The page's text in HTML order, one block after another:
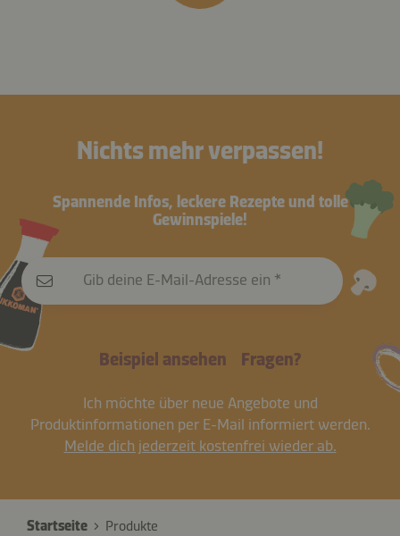
Nichts mehr verpassen!
Spannende Infos, leckere Rezepte und tolle
Gewinnspiele!
Gib deine E-Mail-Adresse ein
Beispiel ansehen Fragen?
Ich möchte über neue Angebote und
Produktinformationen per E-Mail informiert werden.
Melde dich jederzeit kostenfrei wieder ab.
Startseite Produkte